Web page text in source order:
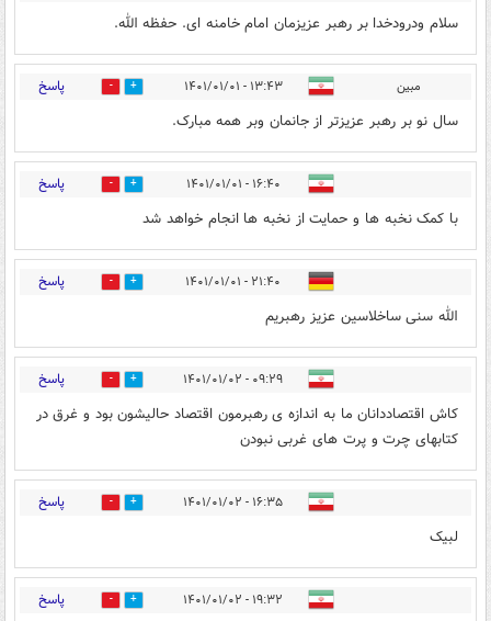
سلام ودرودخدا بر رهبر عزیزمان امام خامنه ای. حفظه الله.
مبین ۱۳:۴۳ - ۱۴۰۱/۰۱/۰۱ 2 پاسخ
سال نو بر رهبر عزیزتر از جانمان وبر همه مبارک.
۱۶:۴۰ - ۱۴۰۱/۰۱/۰۱ 0 پاسخ
با کمک نخبه ها و حمایت از نخبه ها انجام خواهد شد
۲۱:۴۰ - ۱۴۰۱/۰۱/۰۱ 0 پاسخ
الله سنی ساخلاسین عزیز رهبریم
۰۹:۲۹ - ۱۴۰۱/۰۱/۰۲ 1 پاسخ
کاش اقتصاددانان ما به اندازه ی رهبرمون اقتصاد حالیشون بود و غرق در
کتابهای چرت و پرت های غربی نبودن
۱۶:۳۵ - ۱۴۰۱/۰۱/۰۲ 1 پاسخ
لبیک
۱۹:۳۲ - ۱۴۰۱/۰۱/۰۲ 0 پاسخ